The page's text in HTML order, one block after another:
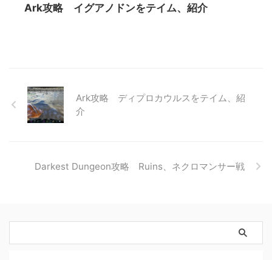
Ark攻略 イグアノドンをテイム、紹介
Ark攻略 ディプロカウルスをテイム、紹
介
Darkest Dungeon攻略 Ruins、ネクロマンサー戦